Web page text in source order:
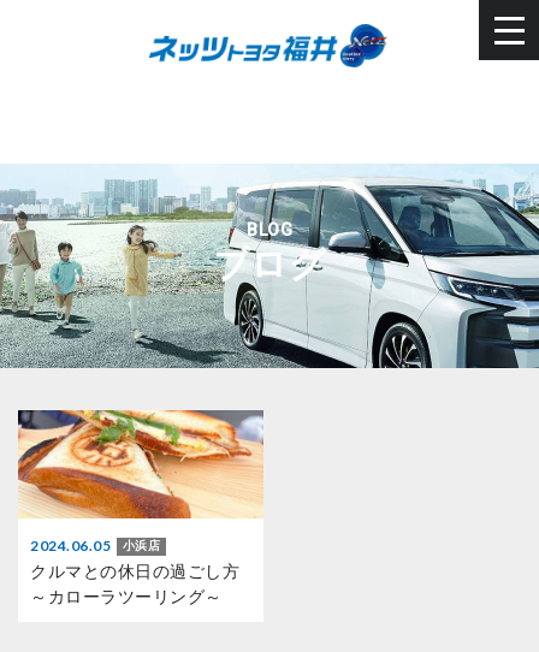
BLOG
ブログ
2024.06.05 小浜店
クルマとの休日の過ごし方
～カローラツーリング～